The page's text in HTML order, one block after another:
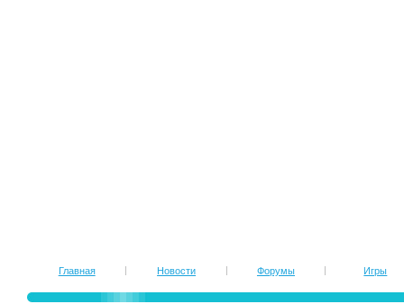
Главная Новости Форумы Игры